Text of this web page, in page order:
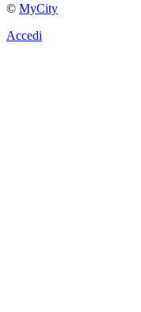
© MyCity
Accedi